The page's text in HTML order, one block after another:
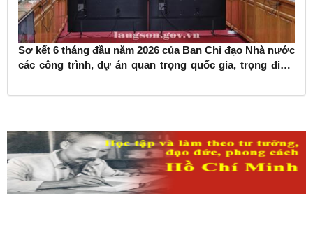
Sơ kết 6 tháng đầu năm 2026 của Ban Chỉ đạo Nhà nước
các công trình, dự án quan trọng quốc gia, trọng điểm